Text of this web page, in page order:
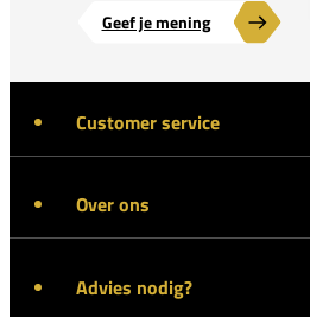
Geef je mening
Customer service
Over ons
Advies nodig?